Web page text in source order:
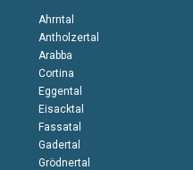
Ahrntal
Antholzertal
Arabba
Cortina
Eggental
Eisacktal
Fassatal
Gadertal
Grödnertal